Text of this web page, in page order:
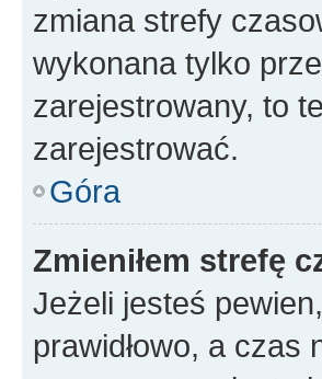
zmiana strefy
wykonana tylko
zarejestrowany, to
zarejestrować.
Góra
Zmieniłem strefę
Jeżeli jesteś
prawidłowo, a czas